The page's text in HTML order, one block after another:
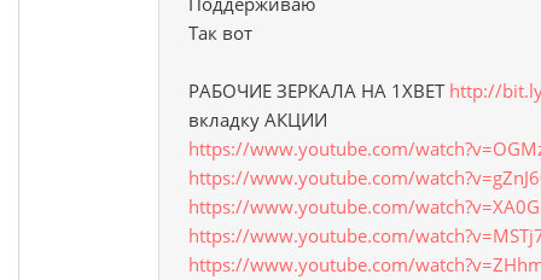
Так вот
РАБОЧИЕ ЗЕРКАЛА НА 1ХBET http://
вкладку АКЦИИ
https://www.youtube.com/
https://www.youtube.com/
https://www.youtube.com/
https://www.youtube.com/
https://www.youtube.com/